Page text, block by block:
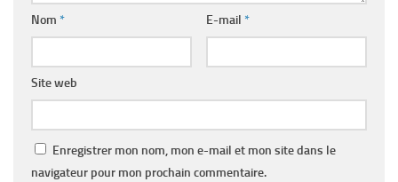
Nom * E-mail *
Site web
Enregistrer mon nom, mon e-mail et mon site dans le
navigateur pour mon prochain commentaire.